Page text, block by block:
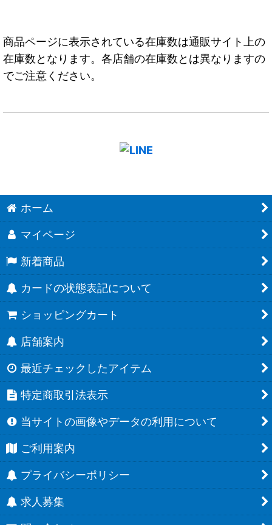
商品ページに表示されている在庫数は通販サイト上の
在庫数となります。各店舗の在庫数とは異なりますの
でご注意ください。
ホーム
マイページ
新着商品
カードの状態表記について
ショッピングカート
店舗案内
最近チェックしたアイテム
特定商取引法表示
当サイトの画像やデータの利用について
ご利用案内
プライバシーポリシー
求人募集